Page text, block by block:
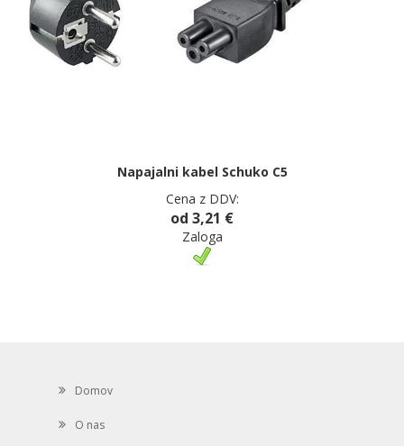
Napajalni kabel Schuko C5
Cena z DDV:
od 3,21 €
Zaloga
Domov
O nas